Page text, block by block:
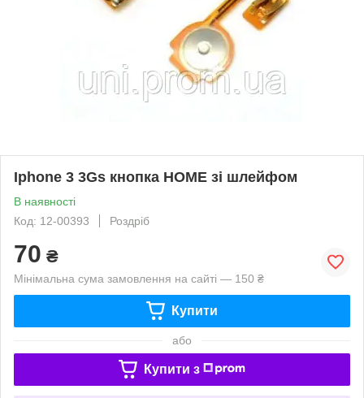
Iphone 3 3Gs кнопка HOME зі шлейфом
В наявності
Код: 12-00393
Роздріб
70 ₴
Мінімальна сума замовлення на сайті — 150 ₴
Купити
або
Купити з